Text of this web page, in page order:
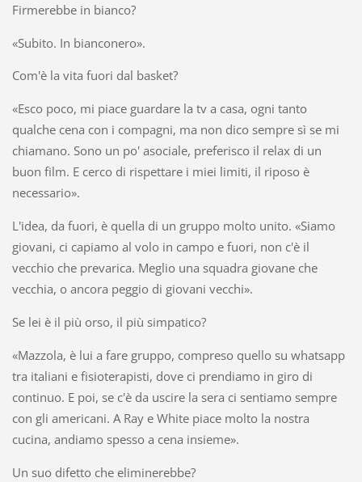
Firmerebbe in bianco?
«Subito. In bianconero».
Com'è la vita fuori dal basket?
«Esco poco, mi piace guardare la tv a casa, ogni tanto
qualche cena con i compagni, ma non dico sempre sì se mi
chiamano. Sono un po' asociale, preferisco il relax di un
buon film. E cerco di rispettare i miei limiti, il riposo è
necessario».
L'idea, da fuori, è quella di un gruppo molto unito. «Siamo
giovani, ci capiamo al volo in campo e fuori, non c'è il
vecchio che prevarica. Meglio una squadra giovane che
vecchia, o ancora peggio di giovani vecchi».
Se lei è il più orso, il più simpatico?
«Mazzola, è lui a fare gruppo, compreso quello su whatsapp
tra italiani e fisioterapisti, dove ci prendiamo in giro di
continuo. E poi, se c'è da uscire la sera ci sentiamo sempre
con gli americani. A Ray e White piace molto la nostra
cucina, andiamo spesso a cena insieme».
Un suo difetto che eliminerebbe?